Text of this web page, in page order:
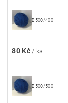
B500/400
80 Kč / ks
B500/500